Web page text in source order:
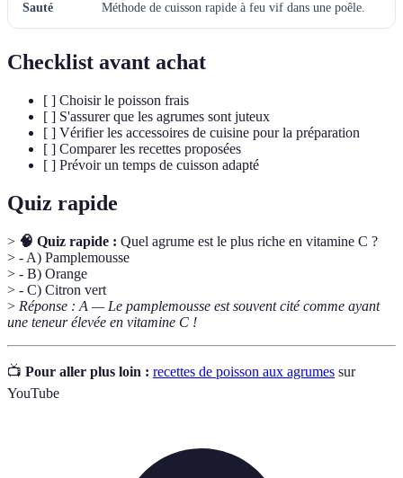
Sauté Méthode de cuisson rapide à feu vif dans une poêle.
Checklist avant achat
[ ] Choisir le poisson frais
[ ] S'assurer que les agrumes sont juteux
[ ] Vérifier les accessoires de cuisine pour la préparation
[ ] Comparer les recettes proposées
[ ] Prévoir un temps de cuisson adapté
Quiz rapide
> 🧠 Quiz rapide : Quel agrume est le plus riche en vitamine C ?
> - A) Pamplemousse
> - B) Orange
> - C) Citron vert
> Réponse : A — Le pamplemousse est souvent cité comme ayant
une teneur élevée en vitamine C !
📺 Pour aller plus loin : recettes de poisson aux agrumes sur
YouTube